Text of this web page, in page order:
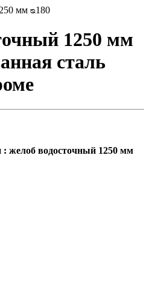
мм ᴓ180
1250 мм
сталь
: желоб водосточный 1250 мм